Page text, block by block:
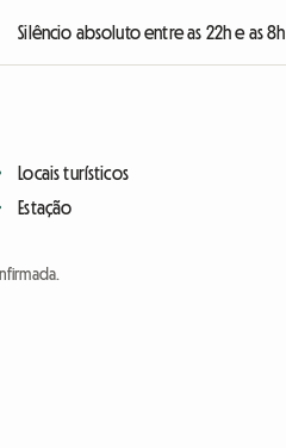
Silêncio absoluto entre as 22h e as 8h
Locais turísticos
Estação